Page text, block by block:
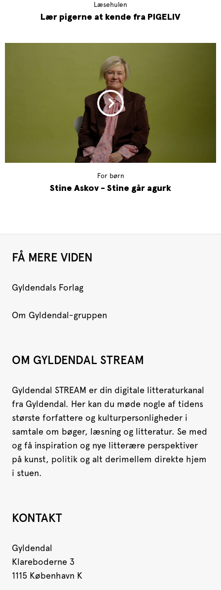
Læsehulen
Lær pigerne at kende fra PIGELIV
For børn
Stine Askov - Stine går agurk
FÅ MERE VIDEN
Gyldendals Forlag
Om Gyldendal-gruppen
OM GYLDENDAL STREAM
Gyldendal STREAM er din digitale litteraturkanal
fra Gyldendal. Her kan du møde nogle af tidens
største forfattere og kulturpersonligheder i
samtale om bøger, læsning og litteratur. Se med
og få inspiration og nye litterære perspektiver
på kunst, politik og alt derimellem direkte hjem
i stuen.
KONTAKT
Gyldendal
Klareboderne 3
1115 København K